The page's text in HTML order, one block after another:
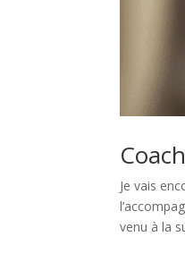
Je vais
venu à la